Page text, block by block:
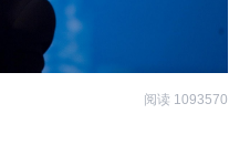
阅读 1093570